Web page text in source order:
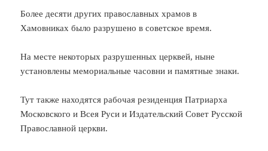
Более десяти других православных храмов в
Хамовниках было разрушено в советское время.
На месте некоторых разрушенных церквей, ныне
установлены мемориальные часовни и памятные знаки.
Тут также находятся рабочая резиденция Патриарха
Московского и Всея Руси и Издательский Совет Русской
Православной церкви.